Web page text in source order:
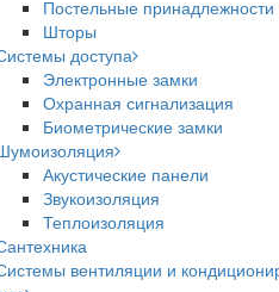
Постельные принадлежности
Шторы
доступа
Электронные замки
Охранная сигнализация
Биометрические замки
Акустические панели
Звукоизоляция
Теплоизоляция
вентиляции и